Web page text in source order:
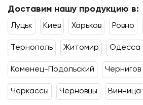
Доставим нашу продукцию в:
Луцьк Киев Харьков Ровно
Тернополь Житомир Одесса
Каменец-Подольский Чернигов
Черкассы Черновцы Винница